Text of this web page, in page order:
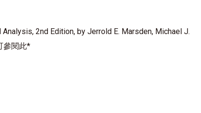
2nd Edition, by Jerrold E. Marsden, Michael J.
參閱此*